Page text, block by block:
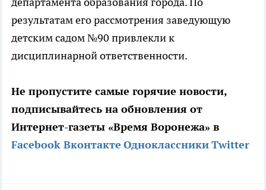
результатам его рассмотрения заведующую
детским садом №90 привлекли к
дисциплинарной ответственности.
Не пропустите самые горячие новости,
подписывайтесь на обновления от
Интернет-газеты «Время Воронежа» в
Facebook Вконтакте ОдноклассникиTwitter